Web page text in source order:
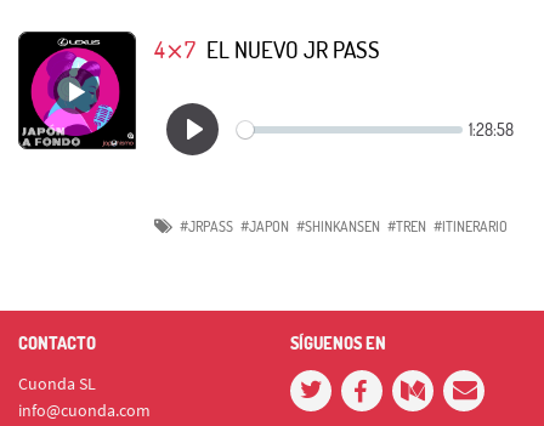
4⨯7 EL NUEVO JR PASS
#JRPASS #JAPON #SHINKANSEN #TREN #ITINERARIO
CONTACTO
Cuonda SL
info@cuonda.com
SÍGUENOS EN